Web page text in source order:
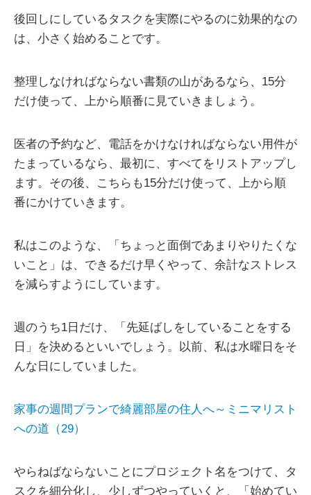
後回しにしているタスクを実際にやるのに効果的なの
は、小さく始めることです。
整理しなければならない書類の山があるなら、15分
だけ使って、上から順番に見ていきましょう。
医者の予約など、電話をかけなければならない用件が
たまっているなら、最初に、すべてをリストアップし
ます。その後、こちらも15分だけ使って、上から順
番にかけていきます。
私はこのような、「ちょっと面倒であまりやりたくな
いこと」は、できるだけ早くやって、余計なストレス
を減らすようにしています。
週のうち1日だけ、「先延ばしをしていることをする
日」を決めるといいでしょう。以前、私は水曜日をそ
んな日にしていました。
家事の週間プランで綺麗部屋の住人へ～ミニマリスト
への道（29）
やらねばならないことにプロジェクト名をつけて、タ
スクを細分化し、少しずつやっていくと、「始めてい